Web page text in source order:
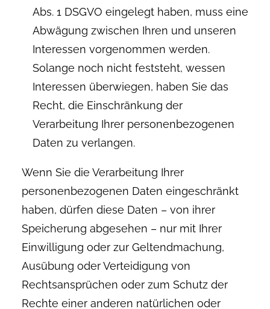
Abs. 1 DSGVO eingelegt haben, muss eine
Abwägung zwischen Ihren und unseren
Interessen vorgenommen werden.
Solange noch nicht feststeht, wessen
Interessen überwiegen, haben Sie das
Recht, die Einschränkung der
Verarbeitung Ihrer personenbezogenen
Daten zu verlangen.
Wenn Sie die Verarbeitung Ihrer
personenbezogenen Daten eingeschränkt
haben, dürfen diese Daten – von ihrer
Speicherung abgesehen – nur mit Ihrer
Einwilligung oder zur Geltendmachung,
Ausübung oder Verteidigung von
Rechtsansprüchen oder zum Schutz der
Rechte einer anderen natürlichen oder